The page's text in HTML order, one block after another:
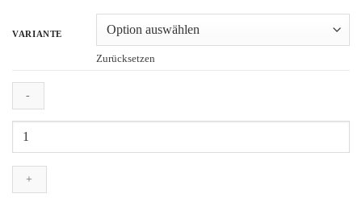
VARIANTE
Zurücksetzen
Menge